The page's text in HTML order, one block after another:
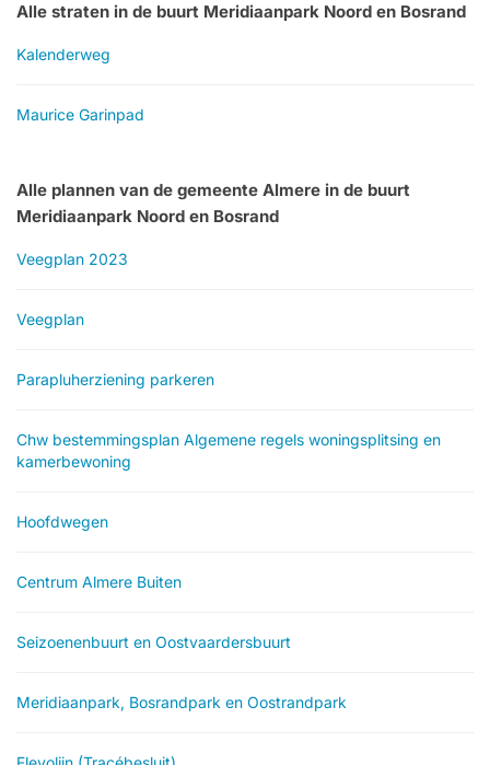
Alle straten in de buurt Meridiaanpark Noord en Bosrand
Kalenderweg
Maurice Garinpad
Alle plannen van de gemeente Almere in de buurt
Meridiaanpark Noord en Bosrand
Veegplan 2023
Veegplan
Parapluherziening parkeren
Chw bestemmingsplan Algemene regels woningsplitsing en
kamerbewoning
Hoofdwegen
Centrum Almere Buiten
Seizoenenbuurt en Oostvaardersbuurt
Meridiaanpark, Bosrandpark en Oostrandpark